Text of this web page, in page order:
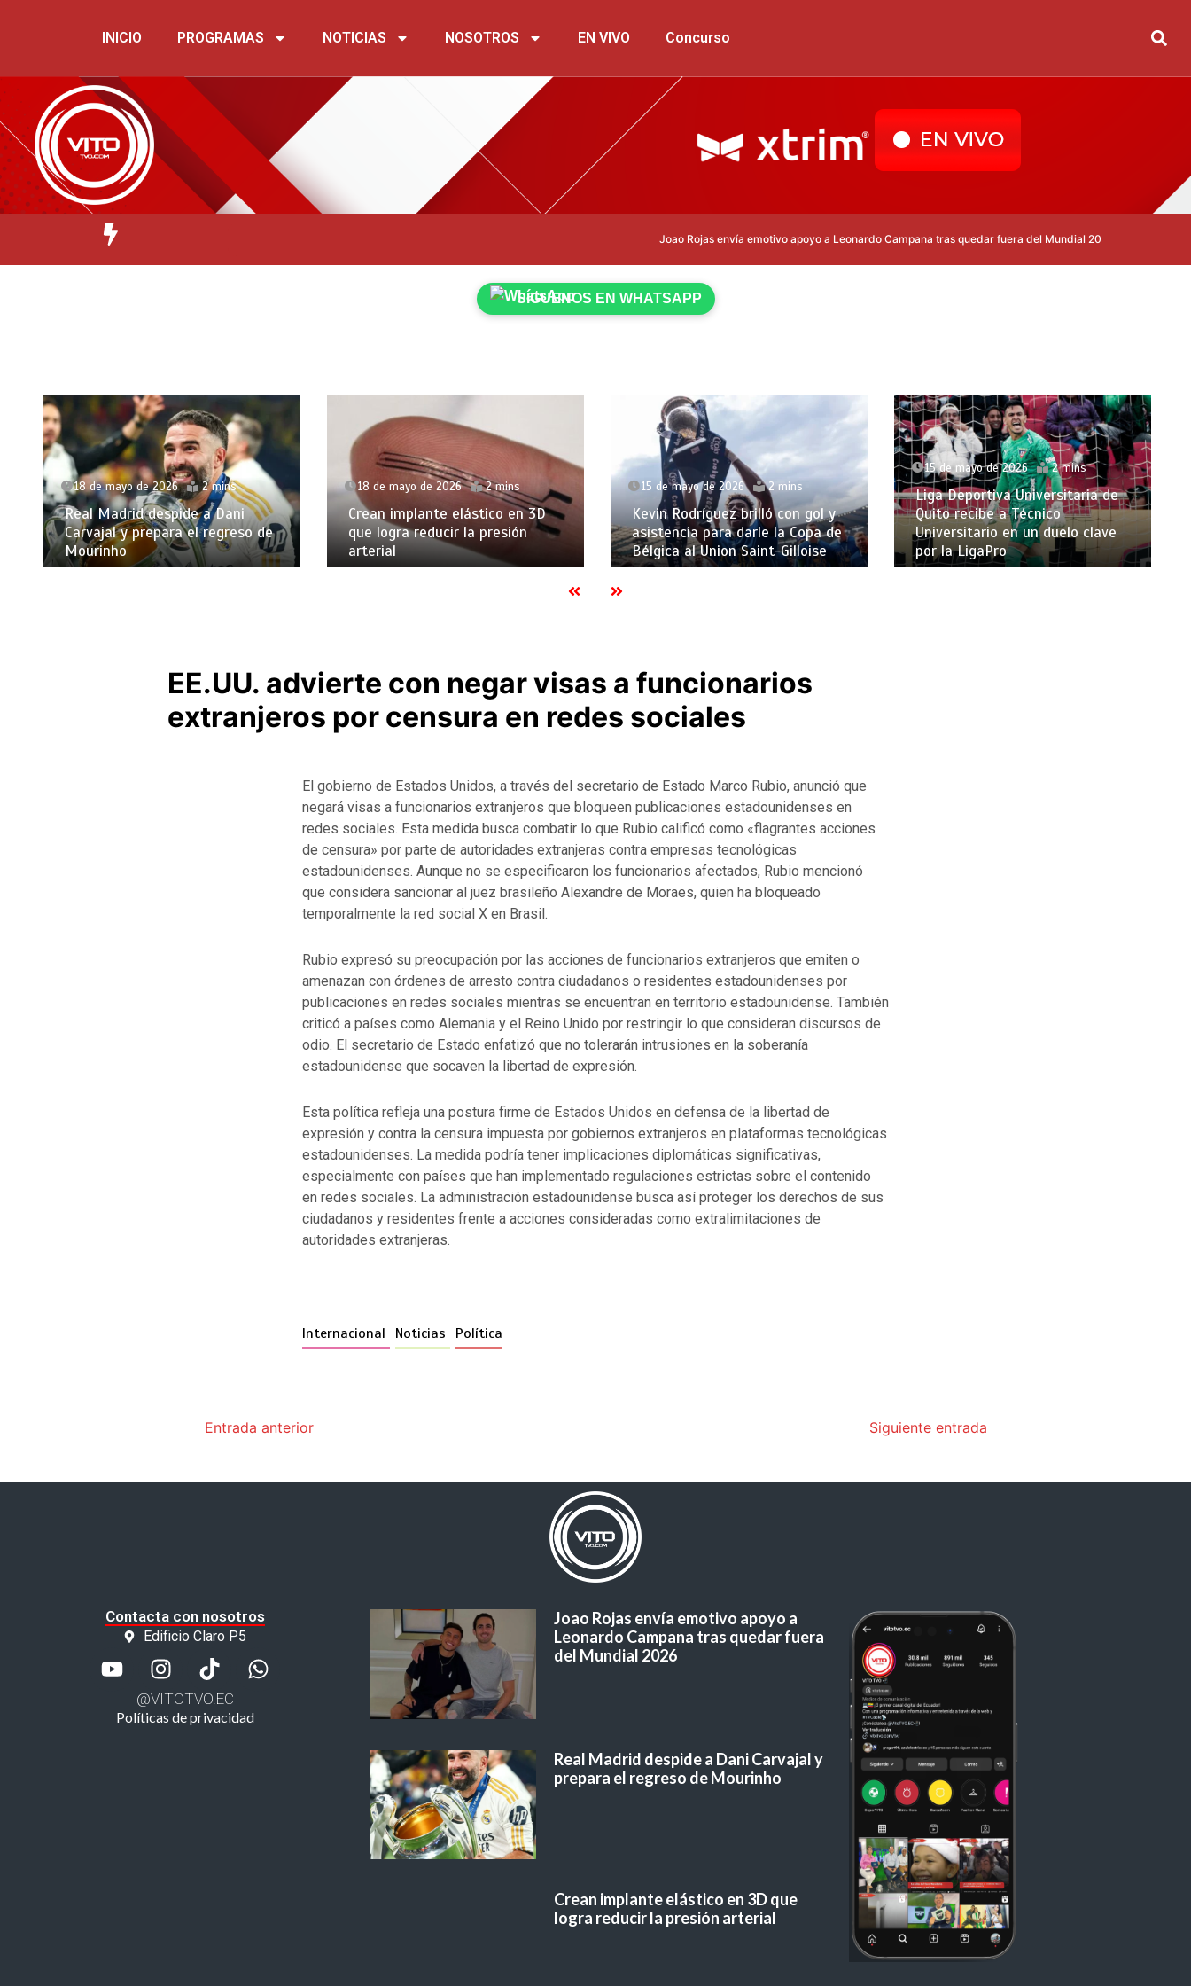
INICIO PROGRAMAS NOTICIAS NOSOTROS EN VIVO Concurso
Joao Rojas envía emotivo apoyo a Leonardo Campana tras quedar fuera del Mundial 2026
SÍGUENOS EN WHATSAPP
18 de mayo de 2026 2 mins
Real Madrid despide a Dani
Carvajal y prepara el regreso de
Mourinho
18 de mayo de 2026 2 mins
Crean implante elástico en 3D
que logra reducir la presión
arterial
15 de mayo de 2026 2 mins
Kevin Rodríguez brilló con gol y
asistencia para darle la Copa de
Bélgica al Union Saint-Gilloise
15 de mayo de 2026 2 mins
Liga Deportiva Universitaria de
Quito recibe a Técnico
Universitario en un duelo clave
por la LigaPro
EE.UU. advierte con negar visas a funcionarios
extranjeros por censura en redes sociales
El gobierno de Estados Unidos, a través del secretario de Estado Marco Rubio, anunció que
negará visas a funcionarios extranjeros que bloqueen publicaciones estadounidenses en
redes sociales. Esta medida busca combatir lo que Rubio calificó como «flagrantes acciones
de censura» por parte de autoridades extranjeras contra empresas tecnológicas
estadounidenses. Aunque no se especificaron los funcionarios afectados, Rubio mencionó
que considera sancionar al juez brasileño Alexandre de Moraes, quien ha bloqueado
temporalmente la red social X en Brasil.
Rubio expresó su preocupación por las acciones de funcionarios extranjeros que emiten o
amenazan con órdenes de arresto contra ciudadanos o residentes estadounidenses por
publicaciones en redes sociales mientras se encuentran en territorio estadounidense. También
criticó a países como Alemania y el Reino Unido por restringir lo que consideran discursos de
odio. El secretario de Estado enfatizó que no tolerarán intrusiones en la soberanía
estadounidense que socaven la libertad de expresión.
Esta política refleja una postura firme de Estados Unidos en defensa de la libertad de
expresión y contra la censura impuesta por gobiernos extranjeros en plataformas tecnológicas
estadounidenses. La medida podría tener implicaciones diplomáticas significativas,
especialmente con países que han implementado regulaciones estrictas sobre el contenido
en redes sociales. La administración estadounidense busca así proteger los derechos de sus
ciudadanos y residentes frente a acciones consideradas como extralimitaciones de
autoridades extranjeras.
Internacional Noticias Política
Entrada anterior Siguiente entrada
Contacta con nosotros
Edificio Claro P5
@VITOTVO.EC
Políticas de privacidad
Joao Rojas envía emotivo apoyo a
Leonardo Campana tras quedar fuera
del Mundial 2026
Real Madrid despide a Dani Carvajal y
prepara el regreso de Mourinho
Crean implante elástico en 3D que
logra reducir la presión arterial